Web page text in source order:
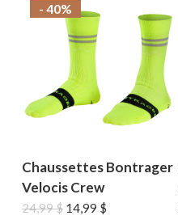
- 40%
Chaussettes Bontrager
Velocis Crew
24,99$ Le
14,99 $Le